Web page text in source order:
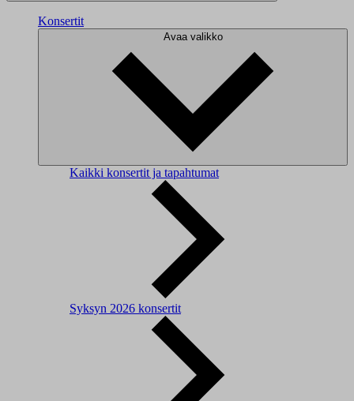
Konsertit
Avaa valikko
Kaikki konsertit ja tapahtumat
Syksyn 2026 konsertit